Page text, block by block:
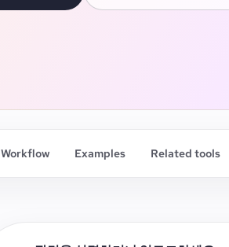
Workflow Examples Related tools